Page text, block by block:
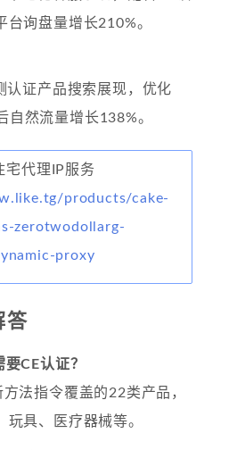
台询盘量增长210%。
认证产品搜索展现，优化
自然流量增长138%。
宅代理IP服务
products/cake-
zerotwodollarg-
proxy
答
CE认证？
法指令覆盖的22类产品，
玩具、医疗器械等。